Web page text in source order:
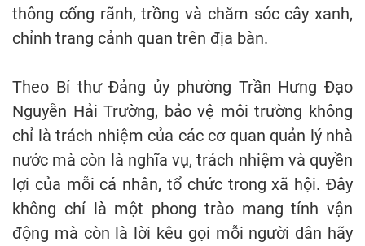
thông cống rãnh, trồng và chăm sóc cây xanh,
chỉnh trang cảnh quan trên địa bàn.
Theo Bí thư Đảng ủy phường Trần Hưng Đạo
Nguyễn Hải Trường, bảo vệ môi trường không
chỉ là trách nhiệm của các cơ quan quản lý nhà
nước mà còn là nghĩa vụ, trách nhiệm và quyền
lợi của mỗi cá nhân, tổ chức trong xã hội. Đây
không chỉ là một phong trào mang tính vận
động mà còn là lời kêu gọi mỗi người dân hãy